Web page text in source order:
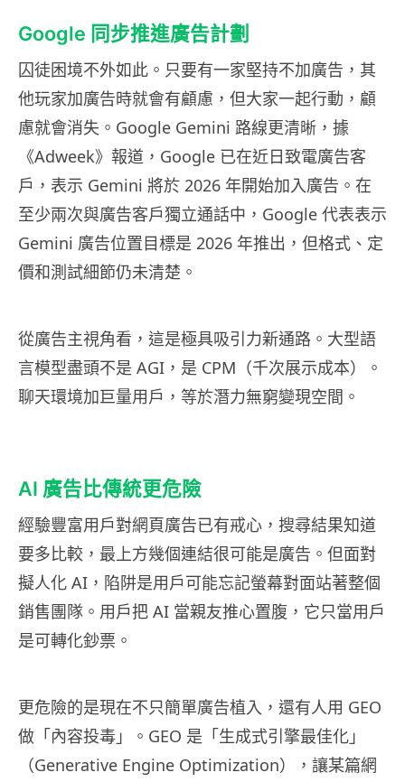
Google 同步推進廣告計劃
囚徒困境不外如此。只要有一家堅持不加廣告，其
他玩家加廣告時就會有顧慮，但大家一起行動，顧
慮就會消失。Google Gemini 路線更清晰，據
《Adweek》報道，Google 已在近日致電廣告客
戶，表示 Gemini 將於 2026 年開始加入廣告。在
至少兩次與廣告客戶獨立通話中，Google 代表表示
Gemini 廣告位置目標是 2026 年推出，但格式、定
價和測試細節仍未清楚。
從廣告主視角看，這是極具吸引力新通路。大型語
言模型盡頭不是 AGI，是 CPM（千次展示成本）。
聊天環境加巨量用戶，等於潛力無窮變現空間。
AI 廣告比傳統更危險
經驗豐富用戶對網頁廣告已有戒心，搜尋結果知道
要多比較，最上方幾個連結很可能是廣告。但面對
擬人化 AI，陷阱是用戶可能忘記螢幕對面站著整個
銷售團隊。用戶把 AI 當親友推心置腹，它只當用戶
是可轉化鈔票。
更危險的是現在不只簡單廣告植入，還有人用 GEO
做「內容投毒」。GEO 是「生成式引擎最佳化」
（Generative Engine Optimization），讓某篇網